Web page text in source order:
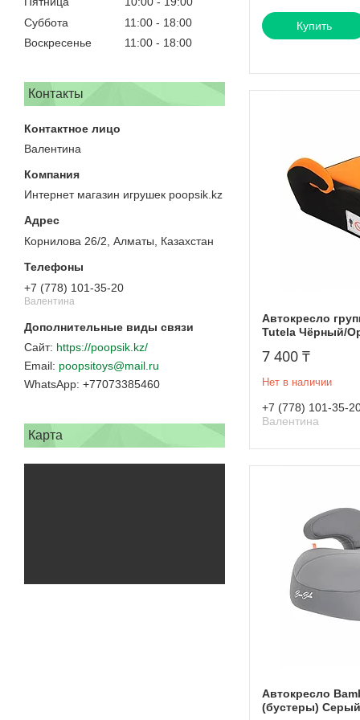
Суббота
11:00
18:00
Воскресенье
11:00 18:00
Контакты
Валентина
Интернет магазин игрушек poopsik.kz
Корнилова 26/2, Алматы, Казахстан
+7 (778) 101-35-20
Валентина
https://poopsik.kz/
poopsitoys@mail.ru
+77073385460
Карта
Купить
Автокресло
Tutela Чёрный/
7 400 ₸
Нет в наличии
+7 (778) 101-35-
Валентина
Автокресло
(бустеры) Серый